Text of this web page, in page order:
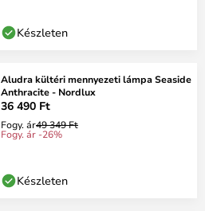
Készleten
Aludra kültéri mennyezeti lámpa Seaside
Anthracite - Nordlux
36 490 Ft
Fogy. ár49 349 Ft
Fogy. ár -26%
Készleten